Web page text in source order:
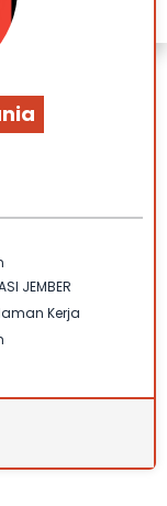
JEMBER
Kerja